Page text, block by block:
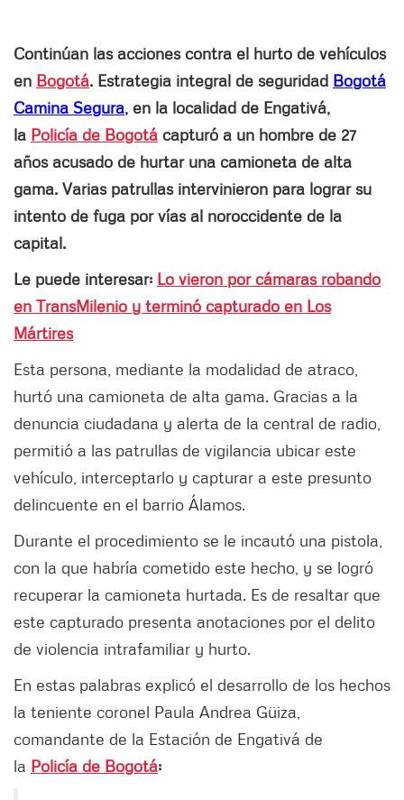
Continúan las acciones contra el hurto de vehículos
en Bogotá. Estrategia integral de seguridad Bogotá
Camina Segura, en la localidad de Engativá,
la Policía de Bogotá capturó a un hombre de 27
años acusado de hurtar una camioneta de alta
gama. Varias patrullas intervinieron para lograr su
intento de fuga por vías al noroccidente de la
capital.
Le puede interesar: Lo vieron por cámaras robando
en TransMilenio y terminó capturado en Los
Mártires
Esta persona, mediante la modalidad de atraco,
hurtó una camioneta de alta gama. Gracias a la
denuncia ciudadana y alerta de la central de radio,
permitió a las patrullas de vigilancia ubicar este
vehículo, interceptarlo y capturar a este presunto
delincuente en el barrio Álamos.
Durante el procedimiento se le incautó una pistola,
con la que habría cometido este hecho, y se logró
recuperar la camioneta hurtada. Es de resaltar que
este capturado presenta anotaciones por el delito
de violencia intrafamiliar y hurto.
En estas palabras explicó el desarrollo de los hechos
la teniente coronel Paula Andrea Güiza,
comandante de la Estación de Engativá de
la Policía de Bogotá: